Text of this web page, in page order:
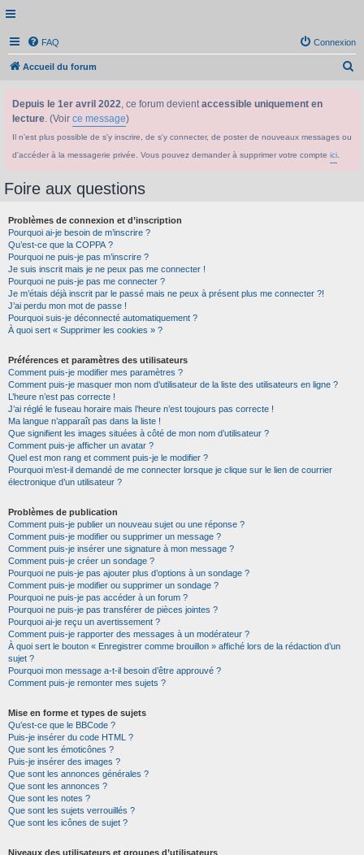
FAQ Connexion
Accueil du forum
Depuis le 1er avril 2022, ce forum devientaccessible uniquement en
lecture. (Voir ce message)
Il n'est plus possible de s'y inscrire, de s'y connecter, de poster de nouveaux messages ou
d'accéder à la messagerie privée. Vous pouvez demander à supprimer votre compte ici
Foire aux questions
Problèmes de connexion et d’inscription
Pourquoi ai-je besoin de m’inscrire ?
Qu’est-ce que la COPPA ?
Pourquoi ne puis-je pas m’inscrire ?
Je suis inscrit mais je ne peux pas me connecter !
Pourquoi ne puis-je pas me connecter ?
Je m’étais déjà inscrit par le passé mais ne peux à présent plus me connecter ?!
J’ai perdu mon mot de passe !
Pourquoi suis-je déconnecté automatiquement ?
À quoi sert « Supprimer les cookies » ?
Préférences et paramètres des utilisateurs
Comment puis-je modifier mes paramètres ?
Comment puis-je masquer mon nom d’utilisateur de la liste des utilisateurs en ligne ?
L’heure n’est pas correcte !
J’ai réglé le fuseau horaire mais l’heure n’est toujours pas correcte !
Ma langue n’apparaît pas dans la liste !
Que signifient les images situées à côté de mon nom d’utilisateur ?
Comment puis-je afficher un avatar ?
Quel est mon rang et comment puis-je le modifier ?
Pourquoi m’est-il demandé de me connecter lorsque je clique sur le lien de courrier
électronique d’un utilisateur ?
Problèmes de publication
Comment puis-je publier un nouveau sujet ou une réponse ?
Comment puis-je modifier ou supprimer un message ?
Comment puis-je insérer une signature à mon message ?
Comment puis-je créer un sondage ?
Pourquoi ne puis-je pas ajouter plus d’options à un sondage ?
Comment puis-je modifier ou supprimer un sondage ?
Pourquoi ne puis-je pas accéder à un forum ?
Pourquoi ne puis-je pas transférer de pièces jointes ?
Pourquoi ai-je reçu un avertissement ?
Comment puis-je rapporter des messages à un modérateur ?
À quoi sert le bouton « Enregistrer comme brouillon » affiché lors de la rédaction d’un
sujet ?
Pourquoi mon message a-t-il besoin d’être approuvé ?
Comment puis-je remonter mes sujets ?
Mise en forme et types de sujets
Qu’est-ce que le BBCode ?
Puis-je insérer du code HTML ?
Que sont les émoticônes ?
Puis-je insérer des images ?
Que sont les annonces générales ?
Que sont les annonces ?
Que sont les notes ?
Que sont les sujets verrouillés ?
Que sont les icônes de sujet ?
Niveaux des utilisateurs et groupes d’utilisateurs